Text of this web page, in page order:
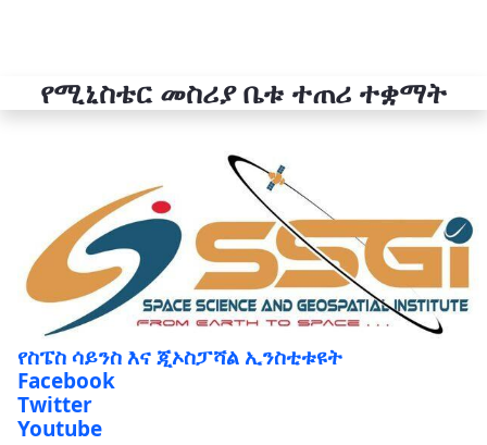
የሚኒስቴር መስሪያ ቤቱ ተጠሪ ተቋማት
የስፔስ ሳይንስ እና ጂኦስፓሻል ኢንስቲቱዩት
Facebook
Twitter
Youtube